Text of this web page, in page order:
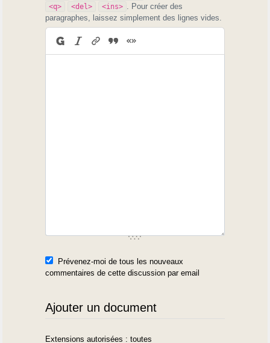
<q> <del> <ins>
. Pour créer des
paragraphes, laissez simplement des lignes vides.
Prévenez-moi de tous les nouveaux
commentaires de cette discussion par email
Ajouter un document
Extensions autorisées : toutes